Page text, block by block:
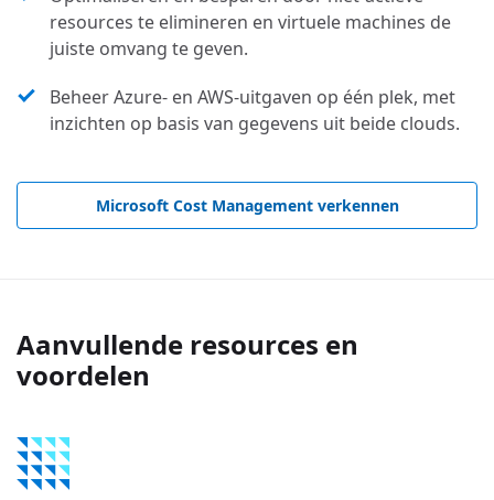
resources te elimineren en virtuele machines de
juiste omvang te geven.
Beheer Azure- en AWS-uitgaven op één plek, met
inzichten op basis van gegevens uit beide clouds.
Microsoft Cost Management verkennen
Aanvullende resources en
voordelen